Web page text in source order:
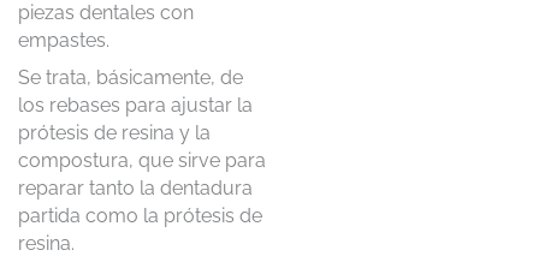
piezas dentales con
empastes.
Se trata, básicamente, de
los rebases para ajustar la
prótesis de resina y la
compostura, que sirve para
reparar tanto la dentadura
partida como la prótesis de
resina.